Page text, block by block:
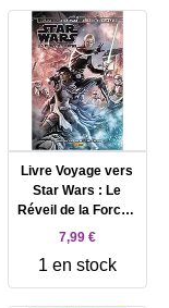
Livre Voyage vers
Star Wars : Le
Réveil de la Force -
Les Ruines de
7,99 €
1 en stock